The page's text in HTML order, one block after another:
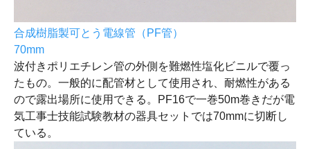
合成樹脂製可とう電線管（PF管）
70mm
波付きポリエチレン管の外側を難燃性塩化ビニルで覆っ
たもの。一般的に配管材として使用され、耐燃性がある
ので露出場所に使用できる。PF16で一巻50m巻きだが電
気工事士技能試験教材の器具セットでは70mmに切断し
ている。